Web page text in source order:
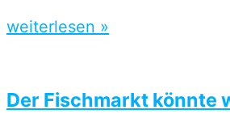
weiterlesen »
Der Fischmarkt könnte